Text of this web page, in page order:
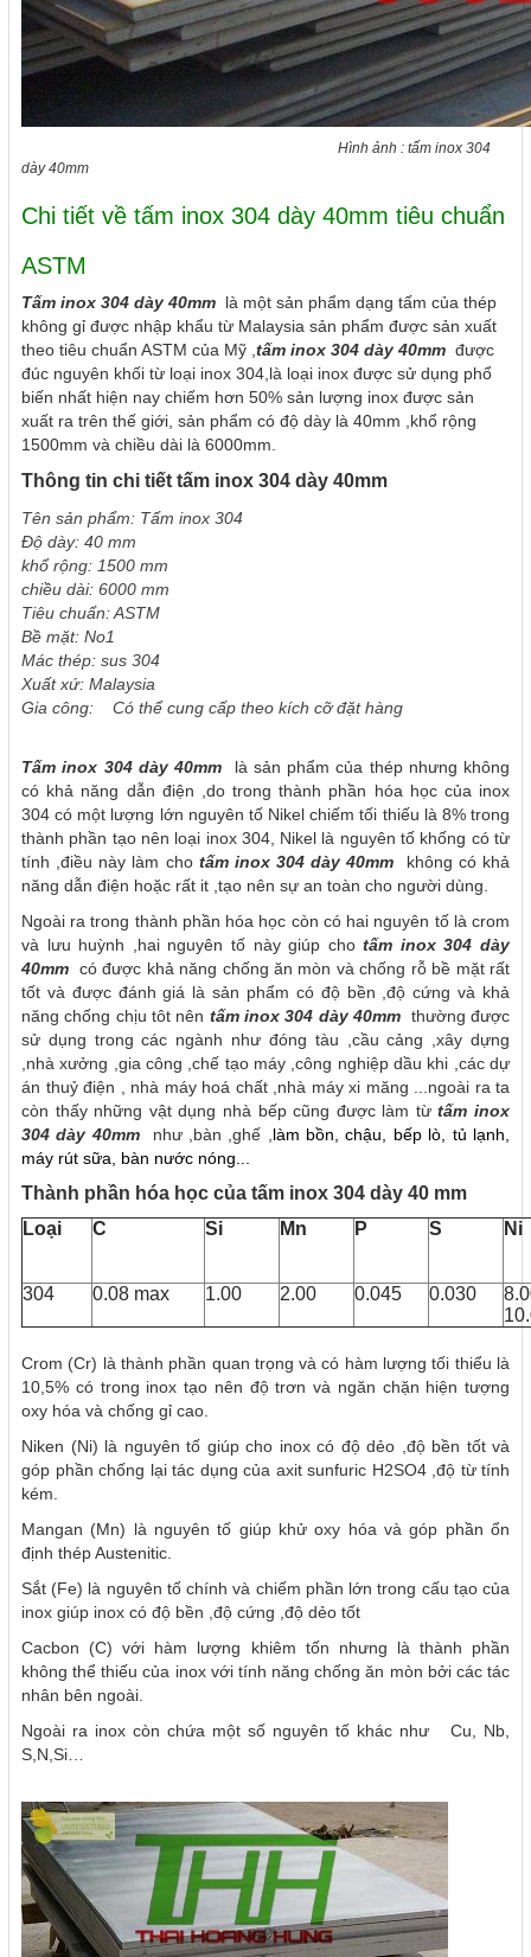
Hình ảnh : tấm inox 304
dày 40mm
Chi tiết về tấm inox 304 dày 40mm tiêu chuẩn
ASTM
Tấm inox 304 dày 40mm là một sản phẩm dạng tấm của thép
không gỉ được nhập khẩu từ Malaysia sản phẩm được sản xuất
theo tiêu chuẩn ASTM của Mỹ , tấm inox 304 dày 40mm được
đúc nguyên khối từ loại inox 304,là loại inox được sử dụng phổ
biến nhất hiện nay chiếm hơn 50% sản lượng inox được sản
xuất ra trên thế giới, sản phẩm có độ dày là 40mm ,khổ rộng
1500mm và chiều dài là 6000mm.
Thông tin chi tiết tấm inox 304 dày 40mm
Tên sản phẩm: Tấm inox 304
Độ dày: 40 mm
khổ rộng: 1500 mm
chiều dài: 6000 mm
Tiêu chuẩn: ASTM
Bề mặt: No1
Mác thép: sus 304
Xuất xứ: Malaysia
Gia công: Có thể cung cấp theo kích cỡ đặt hàng
Tấm inox 304 dày 40mm là sản phẩm của thép nhưng không
có khả năng dẫn điện ,do trong thành phần hóa học của inox
304 có một lượng lớn nguyên tố Nikel chiếm tối thiếu là 8% trong
thành phần tạo nên loại inox 304, Nikel là nguyên tố khống có từ
tính ,điều này làm cho tấm inox 304 dày 40mm không có khả
năng dẫn điện hoặc rất it ,tạo nên sự an toàn cho người dùng.
Ngoài ra trong thành phần hóa học còn có hai nguyên tố là crom
và lưu huỳnh ,hai nguyên tố này giúp chotấm inox 304 dày
40mm có được khả năng chống ăn mòn và chống rỗ bề mặt rất
tốt và được đánh giá là sản phẩm có độ bền ,độ cứng và khả
năng chống chịu tôt nên tấm inox 304 dày 40mm thường được
sử dụng trong các ngành như đóng tàu ,cầu cảng ,xây dựng
,nhà xưởng ,gia công ,chế tạo máy ,công nghiệp dầu khi ,các dự
án thuỷ điện , nhà máy hoá chất ,nhà máy xi măng ...ngoài ra ta
còn thấy những vật dụng nhà bếp cũng được làm từtấm inox
304 dày 40mm
như ,bàn ,ghế , làm bồn, chậu, bếp lò, tủ lạnh,
máy rút sữa, bàn nước nóng...
Thành phần hóa học của tấm inox 304 dày 40 mm
Loại
C Si Mn P S Ni
304 0.08 max 1.00 2.00 0.045 0.030
Crom (Cr) là thành phần quan trọng và có hàm lượng tối thiểu là
10,5% có trong inox tạo nên độ trơn và ngăn chặn hiện tượng
oxy hóa và chống gỉ cao.
Niken (Ni) là nguyên tố giúp cho inox có độ dẻo ,độ bền tốt và
góp phần chống lại tác dụng của axit sunfuric H2SO4 ,độ từ tính
kém.
Mangan (Mn) là nguyên tố giúp khử oxy hóa và góp phần ổn
định thép Austenitic.
Sắt (Fe) là nguyên tố chính và chiếm phần lớn trong cấu tạo của
inox giúp inox có độ bền ,độ cứng ,độ dẻo tốt
Cacbon (C) với hàm lượng khiêm tốn nhưng là thành phần
không thể thiếu của inox với tính năng chống ăn mòn bởi các tác
nhân bên ngoài.
Ngoài ra inox còn chứa một số nguyên tố khác như Cu, Nb,
S,N,Si…